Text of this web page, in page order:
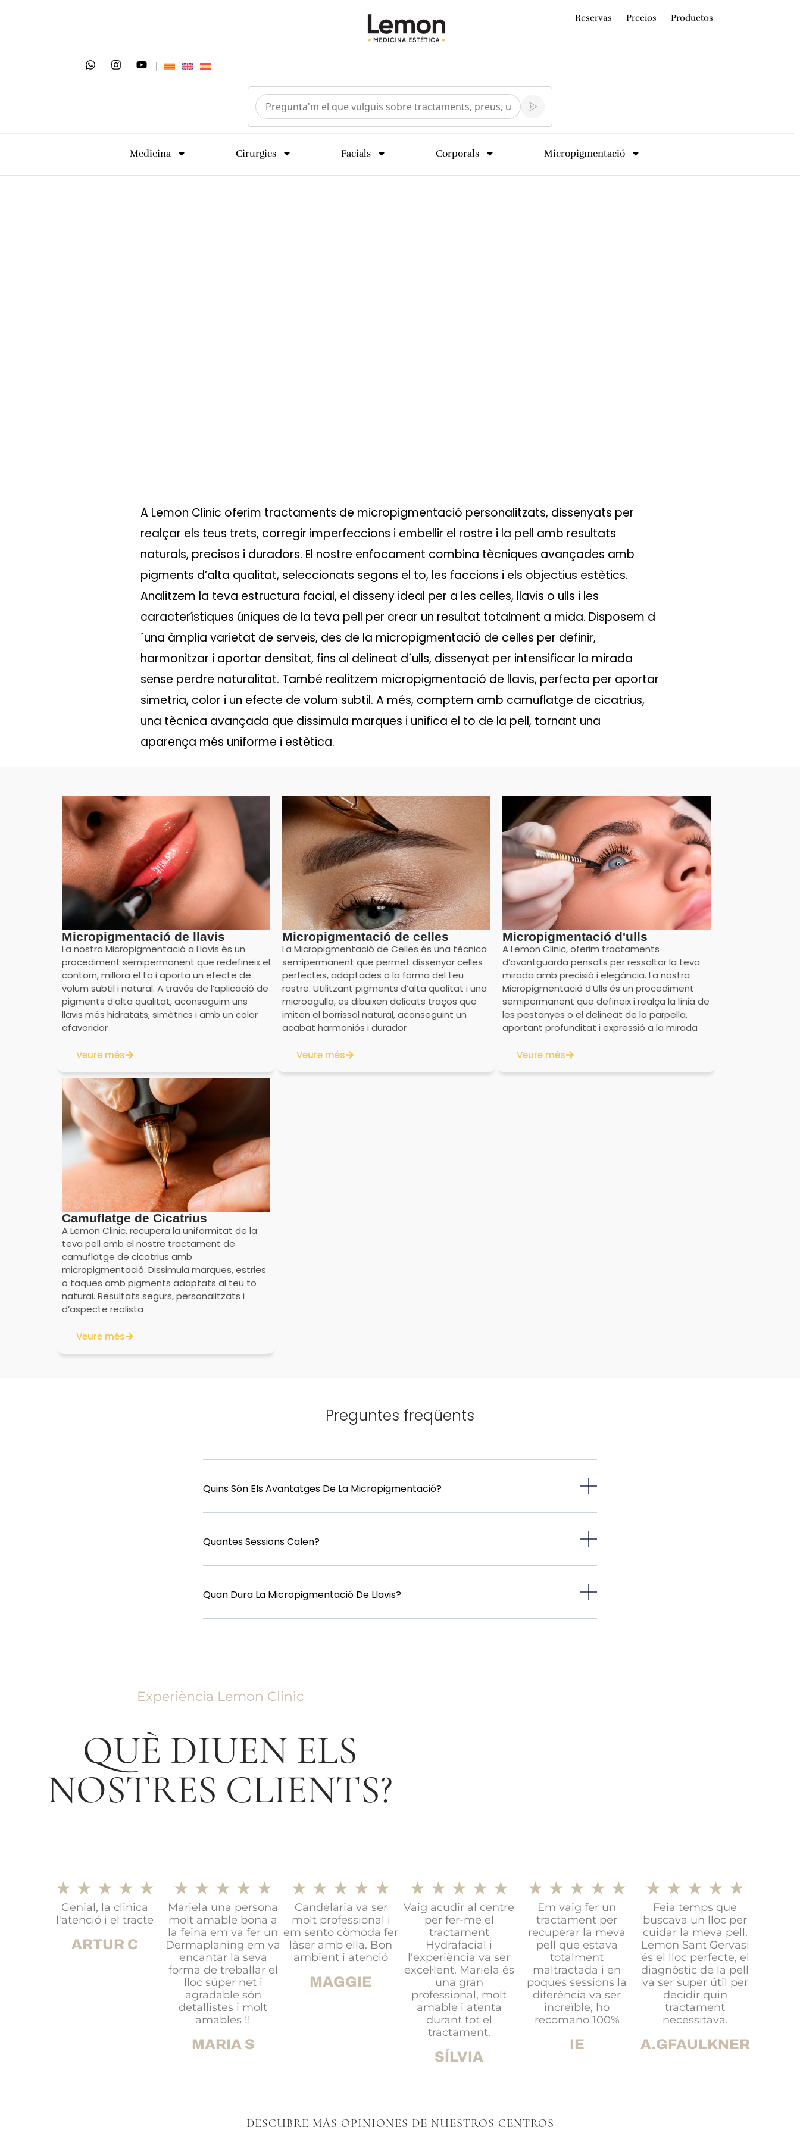
Reservas Precios Productos
Medicina Cirurgies Facials Corporals Micropigmentació
A Lemon Clinic oferim tractaments de micropigmentació personalitzats, dissenyats per
realçar els teus trets, corregir imperfeccions i embellir el rostre i la pell amb resultats
naturals, precisos i duradors. El nostre enfocament combina tècniques avançades amb
pigments d’alta qualitat, seleccionats segons el to, les faccions i els objectius estètics.
Analitzem la teva estructura facial, el disseny ideal per a les celles, llavis o ulls i les
característiques úniques de la teva pell per crear un resultat totalment a mida. Disposem d
´una àmplia varietat de serveis, des de la micropigmentació de celles per definir,
harmonitzar i aportar densitat, fins al delineat d´ulls, dissenyat per intensificar la mirada
sense perdre naturalitat. També realitzem micropigmentació de llavis, perfecta per aportar
simetria, color i un efecte de volum subtil. A més, comptem amb camuflatge de cicatrius,
una tècnica avançada que dissimula marques i unifica el to de la pell, tornant una
aparença més uniforme i estètica.
Micropigmentació de llavis
La nostra Micropigmentació a Llavis és un
procediment semipermanent que redefineix el
contorn, millora el to i aporta un efecte de
volum subtil i natural. A través de l’aplicació de
pigments d’alta qualitat, aconseguim uns
llavis més hidratats, simètrics i amb un color
afavoridor
Veure més
Micropigmentació de celles
La Micropigmentació de Celles és una tècnica
semipermanent que permet dissenyar celles
perfectes, adaptades a la forma del teu
rostre. Utilitzant pigments d’alta qualitat i una
microagulla, es dibuixen delicats traços que
imiten el borrissol natural, aconseguint un
acabat harmoniós i durador
Veure més
Micropigmentació d'ulls
A Lemon Clinic, oferim tractaments
d’avantguarda pensats per ressaltar la teva
mirada amb precisió i elegància. La nostra
Micropigmentació d’Ulls és un procediment
semipermanent que defineix i realça la línia de
les pestanyes o el delineat de la parpella,
aportant profunditat i expressió a la mirada
Veure més
Camuflatge de Cicatrius
A Lemon Clinic, recupera la uniformitat de la
teva pell amb el nostre tractament de
camuflatge de cicatrius amb
micropigmentació. Dissimula marques, estries
o taques amb pigments adaptats al teu to
natural. Resultats segurs, personalitzats i
d’aspecte realista
Veure més
Preguntes freqüents
Quins Són Els Avantatges De La Micropigmentació?
Quantes Sessions Calen?
Quan Dura La Micropigmentació De Llavis?
Experiència Lemon Clinic
QUÈ DIUEN ELS
NOSTRES CLIENTS?
★ ★ ★ ★ ★
Genial, la clinica
l'atenció i el tracte
ARTUR C
★ ★ ★ ★ ★
Mariela una persona
molt amable bona a
la feina em va fer un
Dermaplaning em va
encantar la seva
forma de treballar el
lloc súper net i
agradable són
detallistes i molt
amables !!
MARIA S
★ ★ ★ ★ ★
Candelaria va ser
molt professional i
em sento còmoda fer
làser amb ella. Bon
ambient i atenció
MAGGIE
★ ★ ★ ★ ★
Vaig acudir al centre
per fer-me el
tractament
Hydrafacial i
l'experiència va ser
excel·lent. Mariela és
una gran
professional, molt
amable i atenta
durant tot el
tractament.
SÍLVIA
★ ★ ★ ★ ★
Em vaig fer un
tractament per
recuperar la meva
pell que estava
totalment
maltractada i en
poques sessions la
diferència va ser
increïble, ho
recomano 100%
IE
★ ★ ★ ★ ★
Feia temps que
buscava un lloc per
cuidar la meva pell.
Lemon Sant Gervasi
és el lloc perfecte, el
diagnòstic de la pell
va ser super útil per
decidir quin
tractament
necessitava.
A.GFAULKNER
DESCUBRE MÁS OPINIONES DE NUESTROS CENTROS